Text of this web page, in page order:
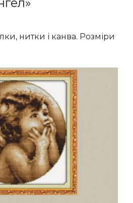
нитки і канва. Розміри